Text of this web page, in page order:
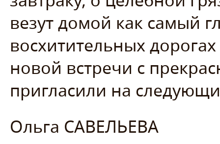
везут домой как самый
восхитительных
новой встречи с
пригласили на
Ольга САВЕЛЬЕВА